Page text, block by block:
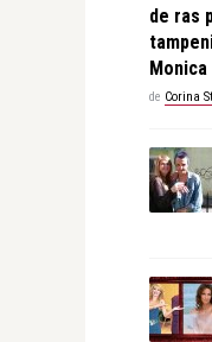
de ras
Monica
de Corina